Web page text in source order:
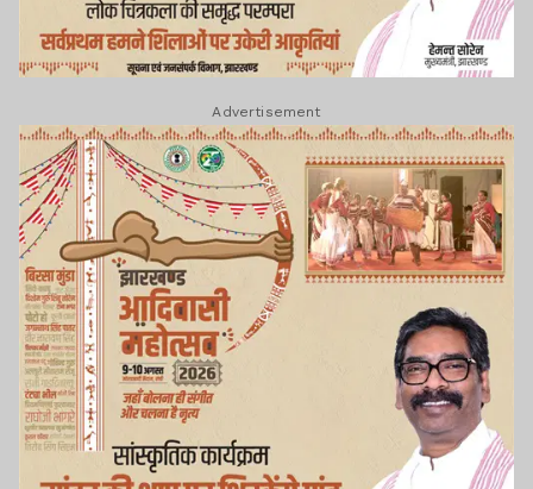
Advertisement